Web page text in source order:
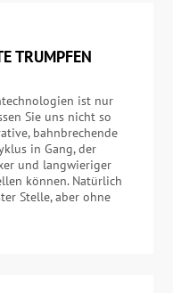
TRUMPFEN
ist nur
Sie uns nicht so
bahnbrechende
in Gang, der
und langwieriger
können. Natürlich
Stelle, aber ohne